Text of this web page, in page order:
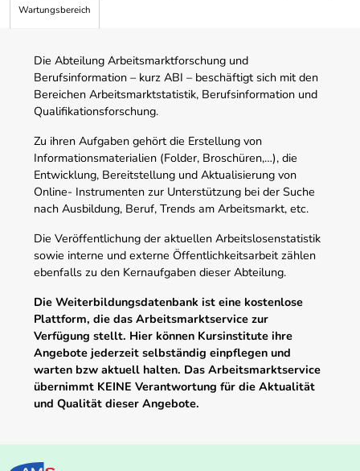
Wartungsbereich
Die Abteilung Arbeitsmarktforschung und
Berufsinformation – kurz ABI – beschäftigt sich mit den
Bereichen Arbeitsmarktstatistik, Berufsinformation und
Qualifikationsforschung.
Zu ihren Aufgaben gehört die Erstellung von
Informationsmaterialien (Folder, Broschüren,…), die
Entwicklung, Bereitstellung und Aktualisierung von
Online- Instrumenten zur Unterstützung bei der Suche
nach Ausbildung, Beruf, Trends am Arbeitsmarkt, etc.
Die Veröffentlichung der aktuellen Arbeitslosenstatistik
sowie interne und externe Öffentlichkeitsarbeit zählen
ebenfalls zu den Kernaufgaben dieser Abteilung.
Die Weiterbildungsdatenbank ist eine kostenlose
Plattform, die das Arbeitsmarktservice zur
Verfügung stellt. Hier können Kursinstitute ihre
Angebote jederzeit selbständig einpflegen und
warten bzw aktuell halten. Das Arbeitsmarktservice
übernimmt KEINE Verantwortung für die Aktualität
und Qualität dieser Angebote.